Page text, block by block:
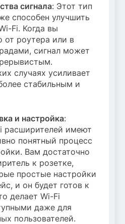
сигнала: Этот тип
способен улучшить
Fi. Когда вы
от роутера или в
сигнал может
случаях усиливает
стабильным и
и настройка:
расширителей имеют
понятный процесс
Вам достаточно
к розетке,
простые настройки
и он будет готов к
делает Wi-Fi
даже для
пользователей.